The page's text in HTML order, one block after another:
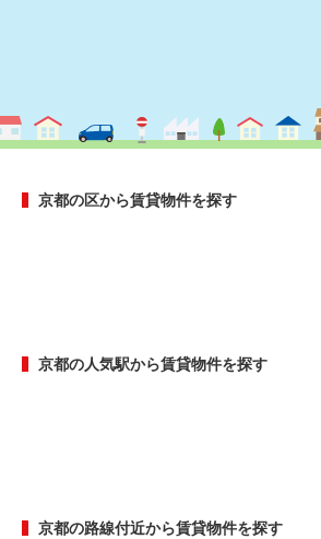
京都の区から賃貸物件を探す
京都の人気駅から賃貸物件を探す
京都の路線付近から賃貸物件を探す